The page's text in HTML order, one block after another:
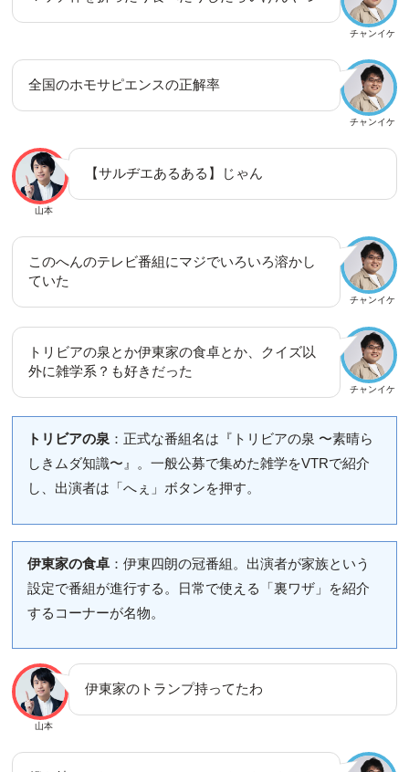
チャンイケ
チャンイケ
全国のホモサピエンスの正解率
山本
【サルヂエあるある】じゃん
チャンイケ
このへんのテレビ番組にマジでいろいろ溶かし
ていた
チャンイケ
トリビアの泉とか伊東家の食卓とか、クイズ以
外に雑学系？も好きだった
トリビアの泉 ：正式な番組名は『トリビアの泉 〜素晴ら
しきムダ知識〜』。一般公募で集めた雑学をVTRで紹介
し、出演者は「へぇ」ボタンを押す。
伊東家の食卓：伊東四朗の冠番組。出演者が家族という
設定で番組が進行する。日常で使える「裏ワザ」を紹介
するコーナーが名物。
山本
伊東家のトランプ持ってたわ